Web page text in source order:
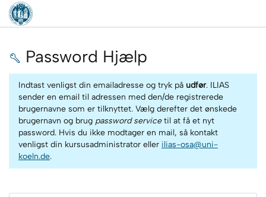
Password Hjælp
Indtast venligst din emailadresse og tryk på udfør. ILIAS
sender en email til adressen med den/de registrerede
brugernavne som er tilknyttet. Vælg derefter det ønskede
brugernavn og brug password servicetil at få et nyt
password. Hvis du ikke modtager en mail, så kontakt
venligst din kursusadministrator eller ilias-osa@uni-
koeln.de.